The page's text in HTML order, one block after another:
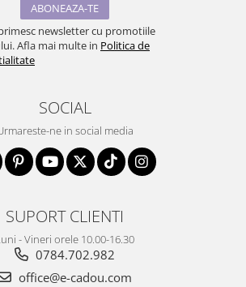
newsletter cu promotiile
Afla mai multe in Politica de
SOCIAL
ne in social media
SUPORT CLIENTI
- Vineri orele 10.00-16.30
0784.702.982
office@e-cadou.com